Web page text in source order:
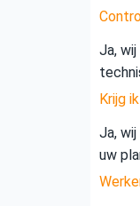
Ja,
Krijg
Ja,
uw